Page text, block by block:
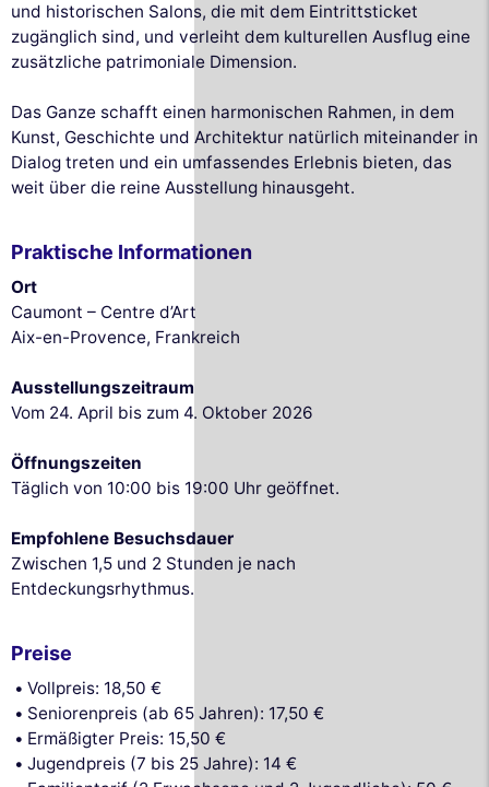
und historischen Salons, die mit dem Eintrittsticket
zugänglich sind, und verleiht dem kulturellen Ausflug eine
zusätzliche patrimoniale Dimension.
Das Ganze schafft einen harmonischen Rahmen, in dem
Kunst, Geschichte und Architektur natürlich miteinander in
Dialog treten und ein umfassendes Erlebnis bieten, das
weit über die reine Ausstellung hinausgeht.
Praktische Informationen
Ort
Caumont – Centre d’Art
Aix-en-Provence, Frankreich
Ausstellungszeitraum
Vom 24. April bis zum 4. Oktober 2026
Öffnungszeiten
Täglich von 10:00 bis 19:00 Uhr geöffnet.
Empfohlene Besuchsdauer
Zwischen 1,5 und 2 Stunden je nach
Entdeckungsrhythmus.
Preise
Vollpreis: 18,50 €
Seniorenpreis (ab 65 Jahren): 17,50 €
Ermäßigter Preis: 15,50 €
Jugendpreis (7 bis 25 Jahre): 14 €